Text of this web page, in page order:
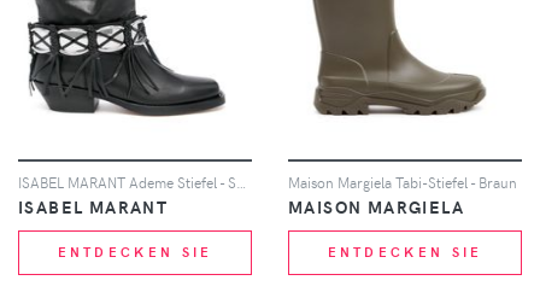
ISABEL MARANT
ENTDECKEN SIE
Maison Margiela Tabi-Stiefel - Braun
MAISON MARGIELA
ENTDECKEN SIE